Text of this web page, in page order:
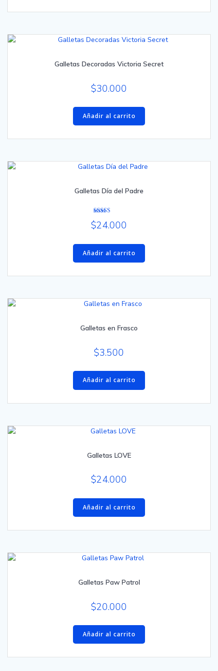
Galletas Decoradas Victoria Secret
$30.000
Añadir al carrito
Galletas Día del Padre
Valorado
con
3.00
$24.000
Añadir al carrito
Galletas en Frasco
$3.500
Añadir al carrito
Galletas LOVE
$24.000
Añadir al carrito
Galletas Paw Patrol
$20.000
Añadir al carrito